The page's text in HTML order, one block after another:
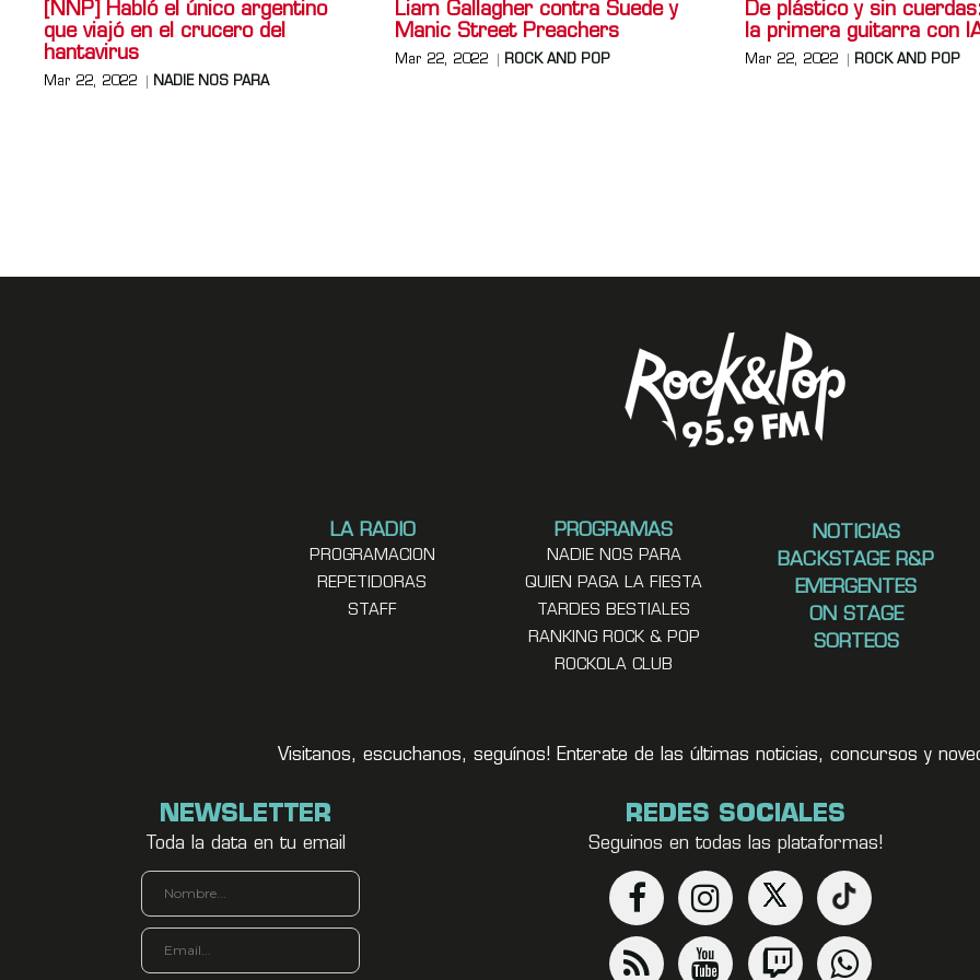
[NNP] Habló el único argentino
que viajó en el crucero del
hantavirus
Mar 22, 2022 NADIE NOS PARA
Liam Gallagher contra Suede y
Manic Street Preachers
Mar 22, 2022 ROCK AND POP
De plástico y sin
la primera guitarra con
Mar 22, 2022 ROCK AND POP
LA RADIO
PROGRAMACION
REPETIDORAS
STAFF
PROGRAMAS
NADIE NOS PARA
QUIEN PAGA LA FIESTA
TARDES BESTIALES
RANKING ROCK & POP
ROCKOLA CLUB
NOTICIAS
BACKSTAGE R&P
EMERGENTES
ON STAGE
SORTEOS
Visitanos, escuchanos, seguínos! Enterate de las últimas noticias, concursos y
NEWSLETTER
Toda la data en tu email
REDES SOCIALES
Seguinos en todas las plataformas!